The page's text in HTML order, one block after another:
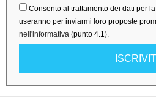
Consento al trattamento dei dati per
useranno per inviarmi loro proposte
nell'informativa (punto 4.1).
ISCRIVITI